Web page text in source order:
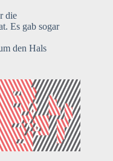
die
Es gab sogar
den Hals